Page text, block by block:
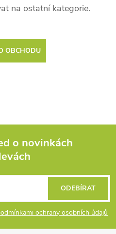
na ostatní kategorie.
OBCHODU
o novinkách
ochrany osobních údajů
ODEBÍRAT